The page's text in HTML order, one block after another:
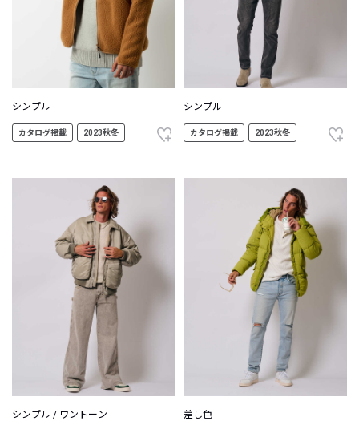
シンプル
カタログ掲載 2023秋冬
シンプル
カタログ掲載 2023秋冬
シンプル / ワントーン 差し色